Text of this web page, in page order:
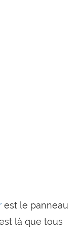
est le panneau
là que tous